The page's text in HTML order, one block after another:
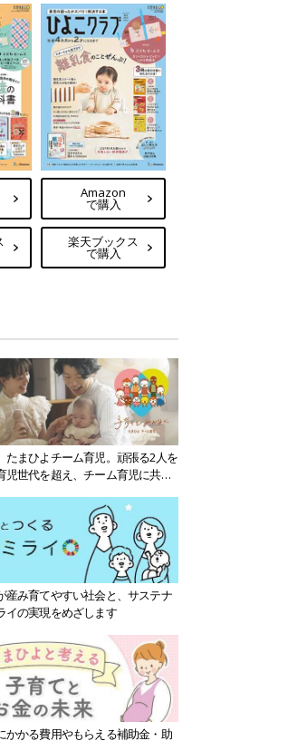
Amazon
で購入
楽天ブックス
で購入
たまひよチーム育児。頑張る2人を
児世代を超え、チーム育児に共感
産み育てやすい社会と、サステナ
イの実現をめざします
かかる費用やもらえる補助金・助